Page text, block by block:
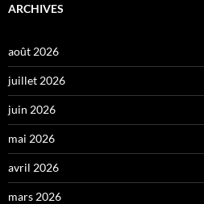
ARCHIVES
août 2026
juillet 2026
juin 2026
mai 2026
avril 2026
mars 2026